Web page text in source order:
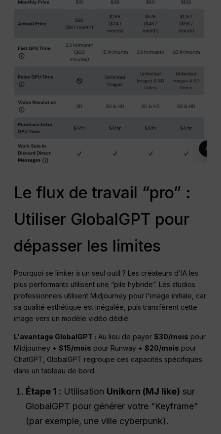
Le flux de travail “pro” :
Utiliser GlobalGPT pour
dépasser les limites
Pourquoi se limiter à un seul outil ? Les créateurs d'IA les
plus performants utilisent une “pile hybride”. Les studios
professionnels utilisent Midjourney pour l'image initiale, car
sa qualité esthétique est inégalée, puis transfèrent cette
image vers un modèle vidéo dédié.
L'avantage GlobalGPT : Au lieu de payer$30/mois pour
Midjourney +$15/mois pour Runway +$20/mois pour
ChatGPT, GlobalGPT regroupe ces capacités spécifiques
dans un tableau de bord.
Étape 1 : Utilisation Unikorn (MJ like) sur
GlobalGPT pour générer votre “Keyframe”
(par exemple, une ville cyberpunk).